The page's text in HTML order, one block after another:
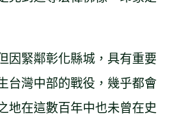
因緊鄰彰化縣城，具有重要
台灣中部的戰役，幾乎都會
地在這數百年中也未曾在史